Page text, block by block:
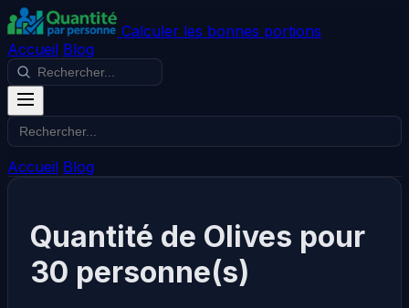
Calculer les bonnes portions
Accueil Blog
Accueil Blog
Quantité de Olives pour
30 personne(s)